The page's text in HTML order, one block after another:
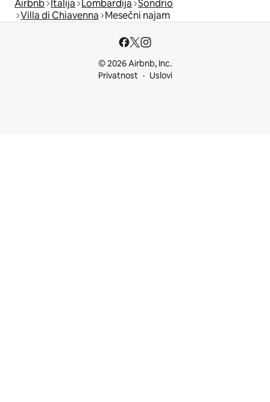
Airbnb Italija Lombardija Sondrio
Villa di Chiavenna Mesečni najam
© 2026 Airbnb, Inc.
Privatnost
Uslovi